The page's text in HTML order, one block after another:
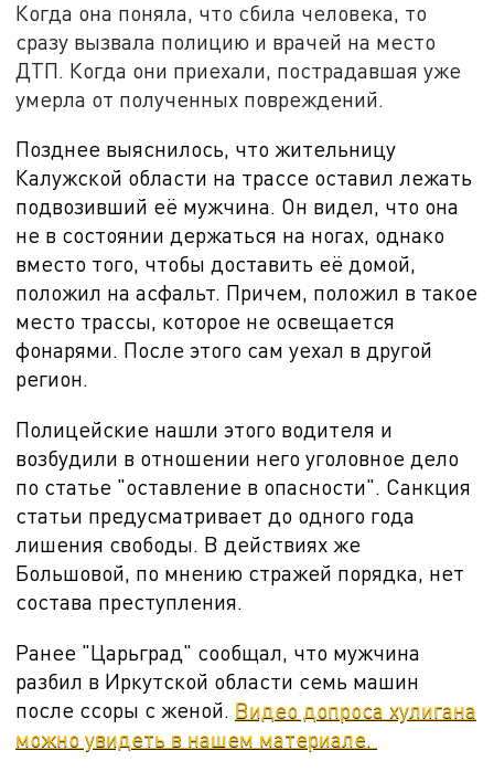
Когда она поняла, что сбила человека, то
сразу вызвала полицию и врачей на место
ДТП. Когда они приехали, пострадавшая уже
умерла от полученных повреждений.
Позднее выяснилось, что жительницу
Калужской области на трассе оставил лежать
подвозивший её мужчина. Он видел, что она
не в состоянии держаться на ногах, однако
вместо того, чтобы доставить её домой,
положил на асфальт. Причем, положил в такое
место трассы, которое не освещается
фонарями. После этого сам уехал в другой
регион.
Полицейские нашли этого водителя и
возбудили в отношении него уголовное дело
по статье "оставление в опасности". Санкция
статьи предусматривает до одного года
лишения свободы. В действиях же
Большовой, по мнению стражей порядка, нет
состава преступления.
Ранее "Царьград" сообщал, что мужчина
разбил в Иркутской области семь машин
после ссоры с женой. Видео допроса хулигана
можно увидеть в нашем материале.